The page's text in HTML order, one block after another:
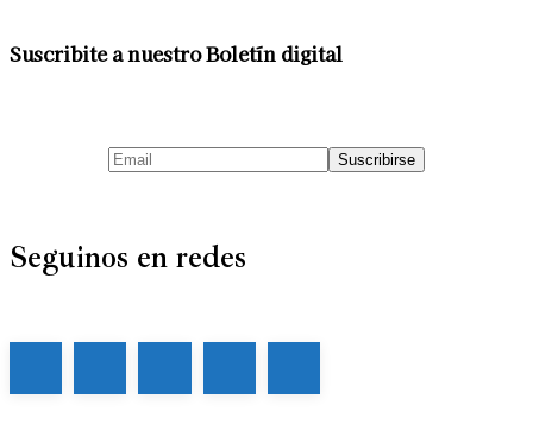
Suscribite a nuestro Boletín digital
Seguinos en redes